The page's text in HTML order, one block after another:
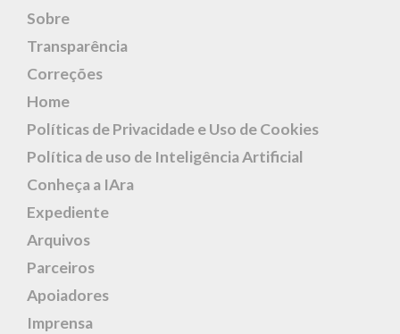
Sobre
Transparência
Correções
Home
Políticas de Privacidade e Uso de Cookies
Política de uso de Inteligência Artificial
Conheça a IAra
Expediente
Arquivos
Parceiros
Apoiadores
Imprensa